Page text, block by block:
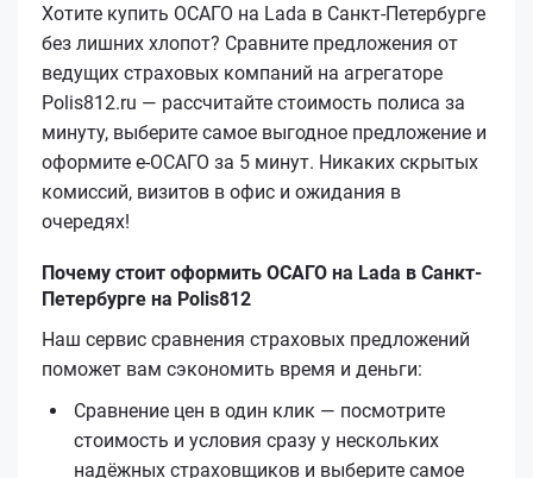
Хотите купить ОСАГО на Lada в Санкт-Петербурге
без лишних хлопот? Сравните предложения от
ведущих страховых компаний на агрегаторе
Polis812.ru — рассчитайте стоимость полиса за
минуту, выберите самое выгодное предложение и
оформите е‑ОСАГО за 5 минут. Никаких скрытых
комиссий, визитов в офис и ожидания в
очередях!
Почему стоит оформить ОСАГО на Lada в Санкт-
Петербурге на Polis812
Наш сервис сравнения страховых предложений
поможет вам сэкономить время и деньги:
Сравнение цен в один клик — посмотрите
стоимость и условия сразу у нескольких
надёжных страховщиков и выберите самое